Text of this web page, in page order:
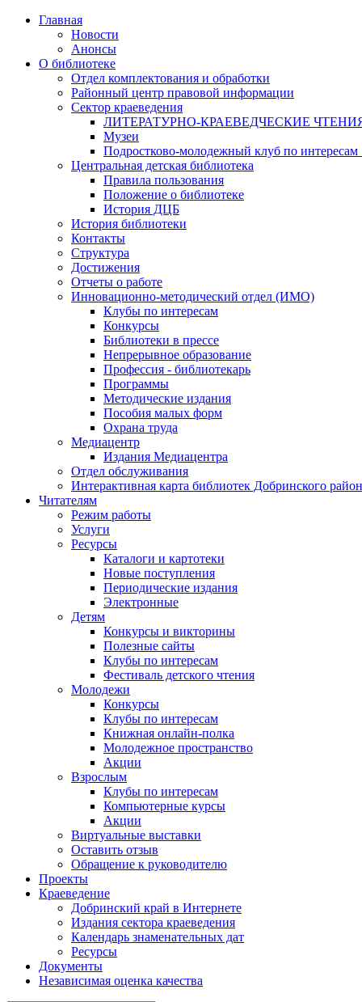
Главная
Новости
Анонсы
О библиотеке
Отдел комплектования и обработки
Районный центр правовой информации
Сектор краеведения
ЛИТЕРАТУРНО-КРАЕВЕДЧЕСКИЕ
Музеи
Подростково-молодежный клуб по интересам
Центральная детская библиотека
Правила пользования
Положение о библиотеке
История ДЦБ
История библиотеки
Контакты
Структура
Достижения
Отчеты о работе
Инновационно-методический отдел (ИМО)
Клубы по интересам
Конкурсы
Библиотеки в прессе
Непрерывное образование
Профессия - библиотекарь
Программы
Методические издания
Пособия малых форм
Охрана труда
Медиацентр
Издания Медиацентра
Отдел обслуживания
Интерактивная карта библиотек Добринского
Читателям
Режим работы
Услуги
Ресурсы
Каталоги и картотеки
Новые поступления
Периодические издания
Электронные
Детям
Конкурсы и викторины
Полезные сайты
Клубы по интересам
Фестиваль детского чтения
Молодежи
Конкурсы
Клубы по интересам
Книжная онлайн-полка
Молодежное пространство
Акции
Взрослым
Клубы по интересам
Компьютерные курсы
Акции
Виртуальные выставки
Оставить отзыв
Обращение к руководителю
Проекты
Краеведение
Добринский край в Интернете
Издания сектора краеведения
Календарь знаменательных дат
Ресурсы
Документы
Независимая оценка качества